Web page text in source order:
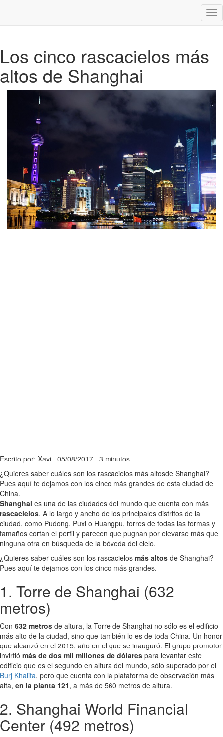
Los cinco rascacielos más
altos de Shanghai
Escrito por: Xavi 05/08/2017 3 minutos
¿Quieres saber cuáles son los rascacielos más altosde Shanghai?
Pues aquí te dejamos con los cinco más grandes de esta ciudad de
China.
Shanghai es una de las ciudades del mundo que cuenta con más
rascacielos. A lo largo y ancho de los principales distritos de la
ciudad, como Pudong, Puxi o Huangpu, torres de todas las formas y
tamaños cortan el perfil y parecen que pugnan por elevarse más que
ninguna otra en búsqueda de la bóveda del cielo.
¿Quieres saber cuáles son los rascacielos más altos de Shanghai?
Pues aquí te dejamos con los cinco más grandes.
1. Torre de Shanghai (632
metros)
Con 632 metros de altura, la Torre de Shanghai no sólo es el edificio
más alto de la ciudad, sino que también lo es de toda China. Un honor
que alcanzó en el 2015, año en el que se inauguró. El grupo promotor
invirtió más de dos mil millones de dólares para levantar este
edificio que es el segundo en altura del mundo, sólo superado por el
Burj Khalifa, pero que cuenta con la plataforma de observación más
alta, en la planta 121, a más de 560 metros de altura.
2. Shanghai World Financial
Center (492 metros)